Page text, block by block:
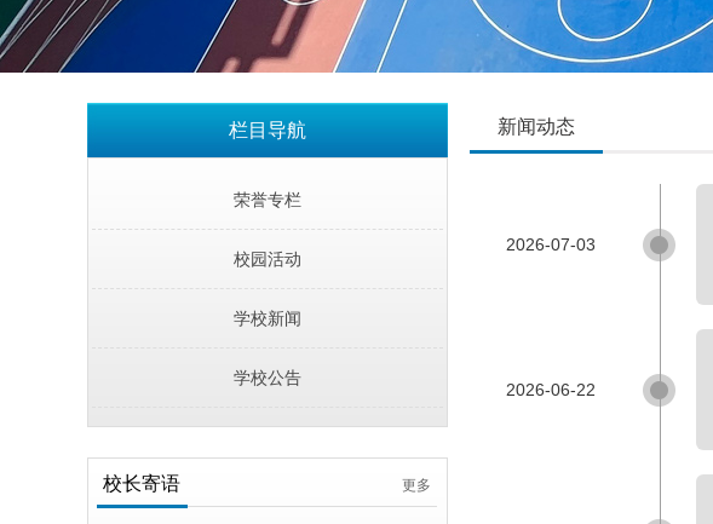
栏目导航
荣誉专栏
校园活动
学校新闻
学校公告
校长寄语 更多
新闻动态
2026-07-03
2026-06-22